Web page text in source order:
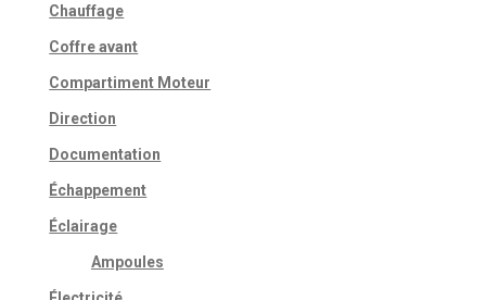
Chauffage
Coffre avant
Compartiment Moteur
Direction
Documentation
Échappement
Éclairage
Ampoules